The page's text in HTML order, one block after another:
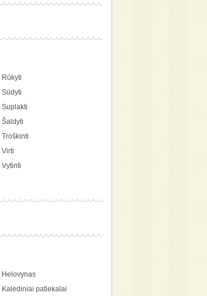
Rūkyti
Sūdyti
Suplakti
Šaldyti
Troškinti
Virti
Vytinti
Helovynas
Kalėdiniai patiekalai